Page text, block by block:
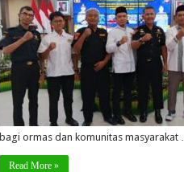
bagi ormas dan komunitas masyarakat
Read More »